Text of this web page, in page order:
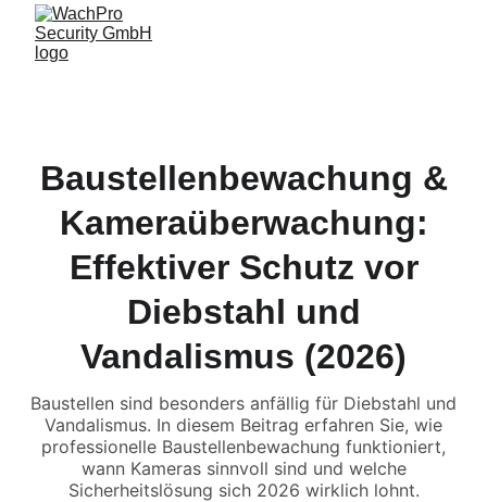
Baustellenbewachung &
Kameraüberwachung:
Effektiver Schutz vor
Diebstahl und
Vandalismus (2026)
Baustellen sind besonders anfällig für Diebstahl und
Vandalismus. In diesem Beitrag erfahren Sie, wie
professionelle Baustellenbewachung funktioniert,
wann Kameras sinnvoll sind und welche
Sicherheitslösung sich 2026 wirklich lohnt.